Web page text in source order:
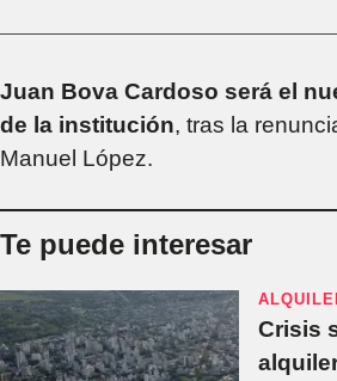
Juan Bova Cardoso será el
de la institución, tras la
Manuel López.
Te puede interesar
Crisis